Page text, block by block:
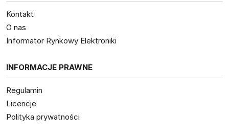
Kontakt
O nas
Informator Rynkowy Elektroniki
INFORMACJE PRAWNE
Regulamin
Licencje
Polityka prywatności